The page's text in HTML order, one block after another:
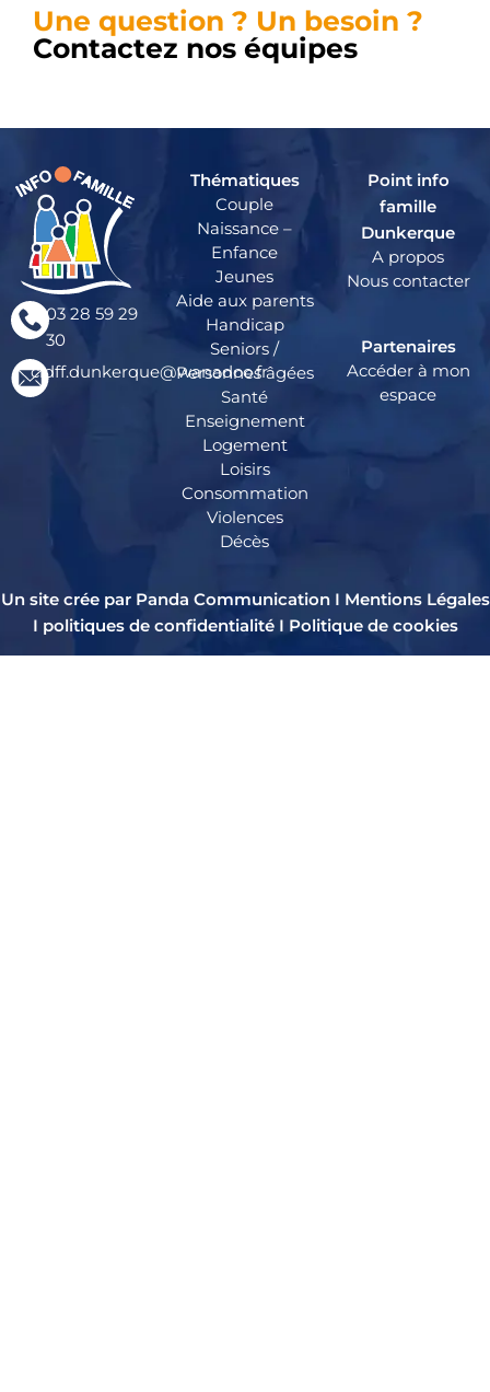
Une question ? Un besoin ?
Contactez nos équipes
03 28 59 29
30
cidff.dunkerque@wanadoo.fr
Thématiques
Couple
Naissance –
Enfance
Jeunes
Aide aux parents
Handicap
Seniors /
Personnes âgées
Santé
Enseignement
Logement
Loisirs
Consommation
Violences
Décès
Point info
famille
Dunkerque
A propos
Nous contacter
Partenaires
Accéder à mon
espace
Un site crée par Panda Communication I Mentions Légales
I politiques de confidentialitéI Politique de cookies